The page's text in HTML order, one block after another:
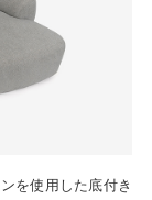
を使用した底付き